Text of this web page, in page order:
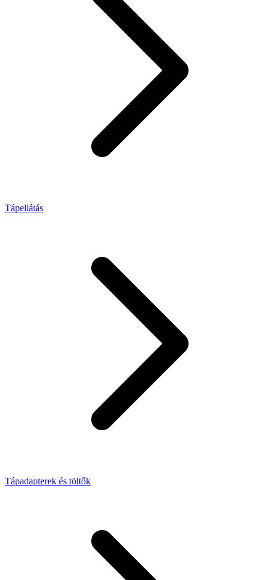
Tápellátás
Tápadapterek és töltők